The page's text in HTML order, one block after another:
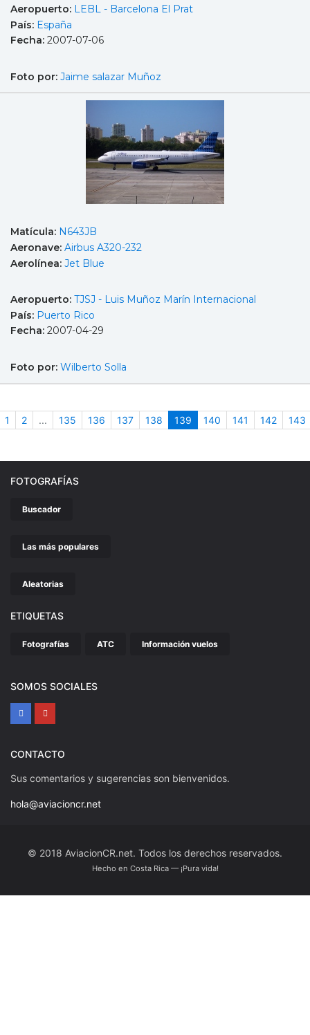
Aeropuerto: LEBL - Barcelona El Prat
País: España
Fecha: 2007-07-06
Foto por: Jaime salazar Muñoz
Matícula: N643JB
Aeronave: Airbus A320-232
Aerolínea: Jet Blue
Aeropuerto: TJSJ - Luis Muñoz Marín Internacional
País: Puerto Rico
Fecha: 2007-04-29
Foto por: Wilberto Solla
1 2 ... 135 136 137 138 139(actual)
140 141 142 143
FOTOGRAFÍAS
Buscador
Las más populares
Aleatorias
ETIQUETAS
Fotografías ATC Información vuelos
SOMOS SOCIALES
CONTACTO
Sus comentarios y sugerencias son bienvenidos.
hola@aviacioncr.net
© 2018 AviacionCR.net. Todos los derechos reservados.
Hecho en Costa Rica — ¡Pura vida!